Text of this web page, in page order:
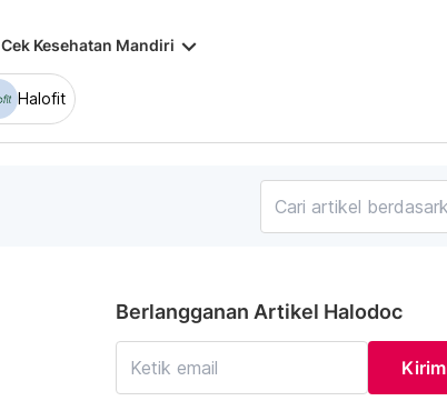
Cek Kesehatan Mandiri keyboard_arrow_down
Halofit
Berlangganan Artikel Halodoc
Kirim